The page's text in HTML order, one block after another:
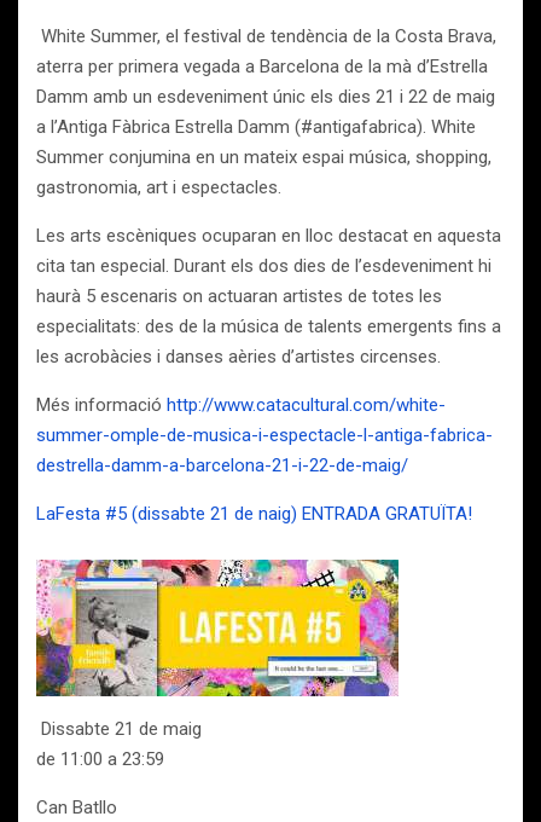
White Summer, el festival de tendència de la Costa Brava,
aterra per primera vegada a Barcelona de la mà d’Estrella
Damm amb un esdeveniment únic els dies 21 i 22 de maig
a l’Antiga Fàbrica Estrella Damm (#antigafabrica). White
Summer conjumina en un mateix espai música, shopping,
gastronomia, art i espectacles.
Les arts escèniques ocuparan en lloc destacat en aquesta
cita tan especial. Durant els dos dies de l’esdeveniment hi
haurà 5 escenaris on actuaran artistes de totes les
especialitats: des de la música de talents emergents fins a
les acrobàcies i danses aèries d’artistes circenses.
Més informació http://www.catacultural.com/white-
summer-omple-de-musica-i-espectacle-l-antiga-fabrica-
destrella-damm-a-barcelona-21-i-22-de-maig/
LaFesta #5 (dissabte 21 de naig) ENTRADA GRATUÏTA!
Dissabte 21 de maig
de 11:00 a 23:59
Can Batllo